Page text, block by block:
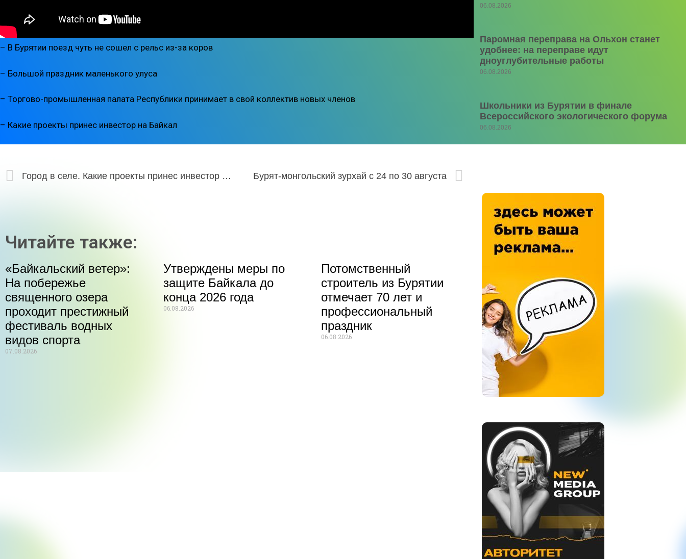
– В Бурятии поезд чуть не сошел с рельс из-за коров
– Большой праздник маленького улуса
– Торгово-промышленная палата Республики принимает в свой коллектив новых членов
– Какие проекты принес инвестор на Байкал
06.08.2026
Паромная переправа на Ольхон станет
удобнее: на переправе идут
дноуглубительные работы
06.08.2026
Школьники из Бурятии в финале
Всероссийского экологического форума
06.08.2026
Город в селе. Какие проекты принес инвестор на Байкал Бурят-монгольский зурхай с 24 по 30 августа
Читайте также:
«Байкальский ветер»:
На побережье
священного озера
проходит престижный
фестиваль водных
видов спорта
07.08.2026
Утверждены меры по
защите Байкала до
конца 2026 года
06.08.2026
Потомственный
строитель из Бурятии
отмечает 70 лет и
профессиональный
праздник
06.08.2026